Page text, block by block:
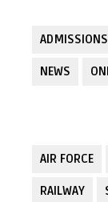
ADMISSIONS
NEWS
AIR FORCE
RAILWAY